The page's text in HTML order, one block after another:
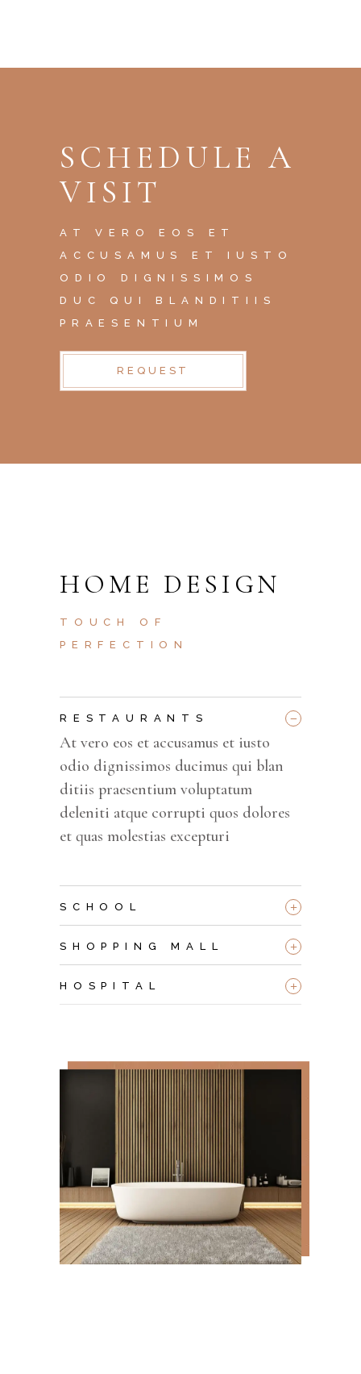
SCHEDULE A
VISIT
AT VERO EOS ET
ACCUSAMUS ET IUSTO
ODIO DIGNISSIMOS
DUC QUI BLANDITIIS
PRAESENTIUM
REQUEST
HOME DESIGN
TOUCH OF
PERFECTION
RESTAURANTS _
At vero eos et accusamus et iusto
odio dignissimos ducimus qui blan
ditiis praesentium voluptatum
deleniti atque corrupti quos dolores
et quas molestias excepturi
SCHOOL +
SHOPPING MALL +
HOSPITAL +